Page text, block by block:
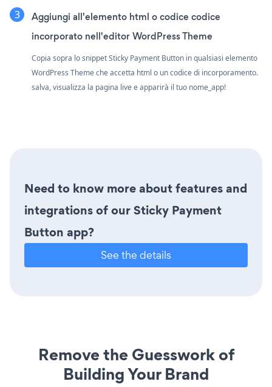
Aggiungi all'elemento html o codice codice
incorporato nell'editor WordPress Theme
Copia sopra lo snippet Sticky Payment Button in qualsiasi elemento
WordPress Theme che accetta html o un codice di incorporamento.
salva, visualizza la pagina live e apparirà il tuo nome_app!
Need to know more about features and
integrations of our Sticky Payment
Button app?
See the details
Remove the Guesswork of
Building Your Brand